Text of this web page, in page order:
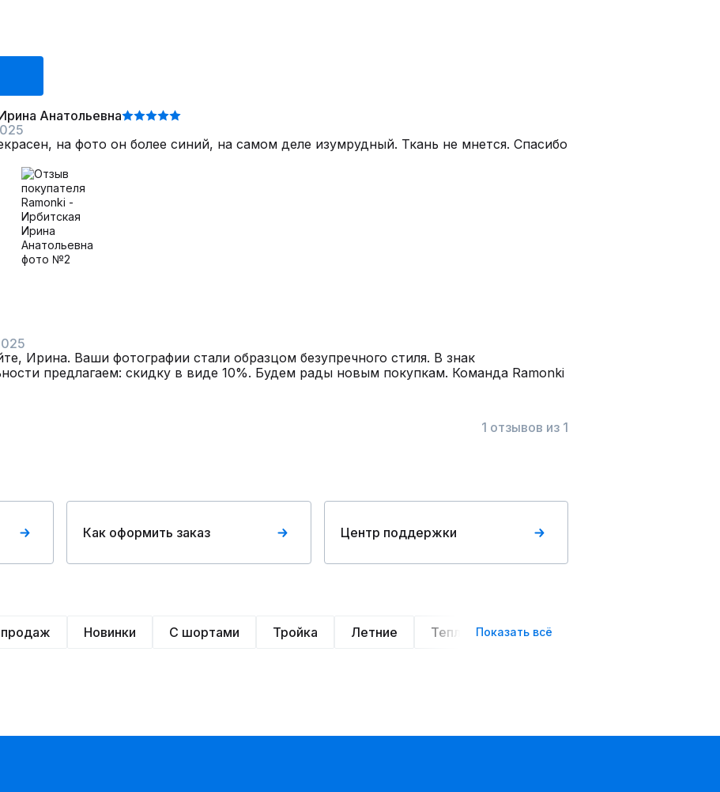
Анатольевна
на фото он более синий, на самом деле изумрудный. Ткань не мнется. Спасибо
Ирина. Ваши фотографии стали образцом безупречного стиля. В знак
предлагаем: скидку в виде 10%. Будем рады новым покупкам. Команда Ramonki
1 отзывов из 1
Как оформить заказ Центр поддержки
Новинки С шортами Тройка Летние Теплые Легкие
Показать всё